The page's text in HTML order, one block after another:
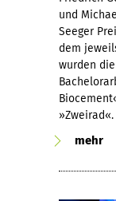
und
Seeger
dem
wurden
»Zweirad«.
mehr